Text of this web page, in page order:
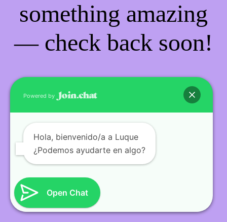
something amazing
— check back soon!
Powered by
Hola, bienvenido/a a Luque
¿Podemos ayudarte en algo?
Open Chat